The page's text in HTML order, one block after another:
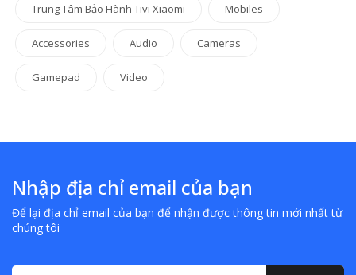
Trung Tâm Bảo Hành Tivi Xiaomi Mobiles
Accessories Audio Cameras
Gamepad Video
Nhập địa chỉ email của bạn
Để lại địa chỉ email của bạn để nhận được thông tin mới nhất từ
chúng tôi